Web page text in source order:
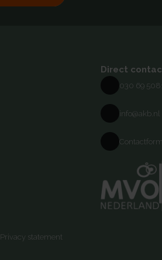
Direct
030 69
info@akb.nl
Privacy statement